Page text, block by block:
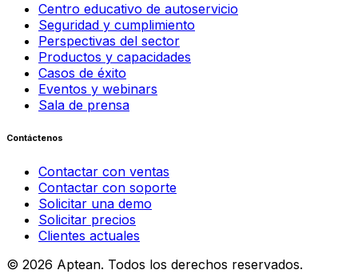
Centro educativo de autoservicio
Seguridad y cumplimiento
Perspectivas del sector
Productos y capacidades
Casos de éxito
Eventos y webinars
Sala de prensa
Contáctenos
Contactar con ventas
Contactar con soporte
Solicitar una demo
Solicitar precios
Clientes actuales
© 2026 Aptean. Todos los derechos reservados.